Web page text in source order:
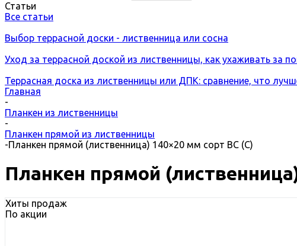
Статьи
Все статьи
Выбор террасной доски - лиственница или сосна
Уход за террасной доской из лиственницы, как ухаживать за
Террасная доска из лиственницы или ДПК: сравнение, что
Главная
-
Планкен из лиственницы
-
Планкен прямой из лиственницы
-Планкен прямой (лиственница) 140×20 мм сорт ВС (С)
Планкен прямой
Хиты продаж
По акции